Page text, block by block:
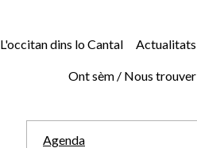
L'occitan dins lo Cantal Actualitats
Ont sèm / Nous trouver
Agenda